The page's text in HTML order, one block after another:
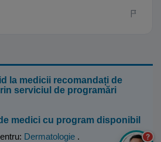
la medicii recomandați de
serviciul de programări
medici cu program disponibil
Dermatologie . ?